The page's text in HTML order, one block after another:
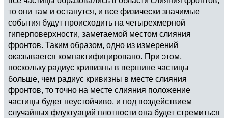
то они там и останутся, и все физически значимые
события будут происходить на четырехмерной
гиперповерхности, заметаемой местом слияния
фронтов. Таким образом, одно из измерений
оказывается компактифицировано. При этом,
поскольку радиус кривизны в вершине частицы
больше, чем радиус кривизны в месте слияния
фронтов, то точно на месте слияния положение
частицы будет неустойчиво, и под воздействием
случайных флуктуаций плотности она будет стремиться